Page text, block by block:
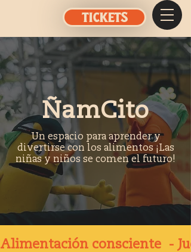
TICKETS
ÑamCito
Un espacio para aprender y
divertirse con los alimentos ¡Las
niñas y niños se comen el futuro!
Alimentación consciente  -